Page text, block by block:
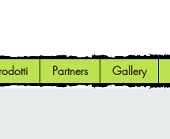
Partners Gallery